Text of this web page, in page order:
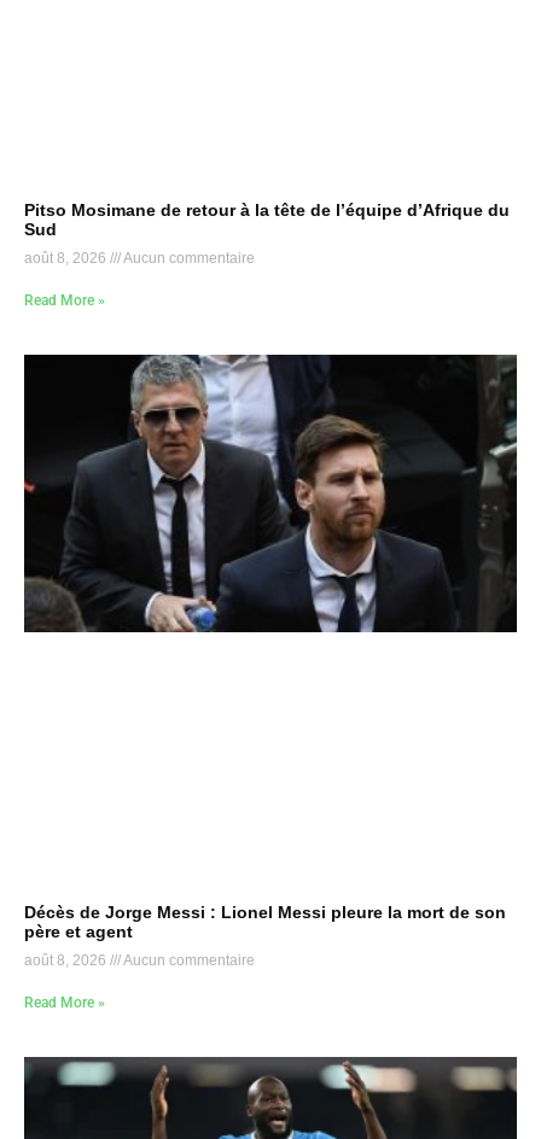
Pitso Mosimane de retour à la tête de l’équipe d’Afrique du
Sud
août 8, 2026 Aucun commentaire
Read More »
Décès de Jorge Messi : Lionel Messi pleure la mort de son
père et agent
août 8, 2026 Aucun commentaire
Read More »